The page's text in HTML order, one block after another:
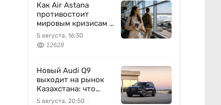
Как Air Astana
противостоит
мировым кризисам в
авиации
5 августа, 16:30
12628
Новый Audi Q9
выходит на рынок
Казахстана: что
известно
5 августа, 20:50